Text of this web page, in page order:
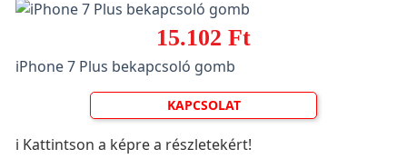
15.102 Ft
iPhone 7 Plus bekapcsoló gomb
KAPCSOLAT
ℹ️ Kattintson a képre a részletekért!